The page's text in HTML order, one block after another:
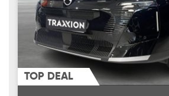
TOP DEAL